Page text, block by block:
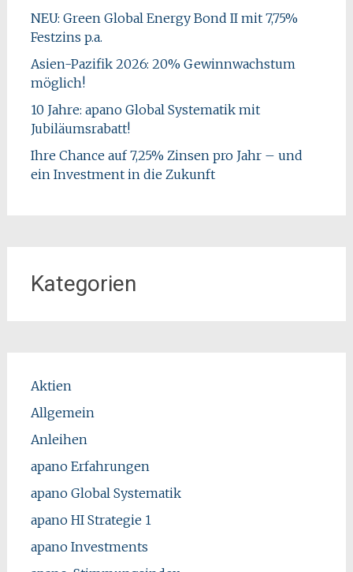
NEU: Green Global Energy Bond II mit 7,75%
Festzins p.a.
Asien-Pazifik 2026: 20% Gewinnwachstum
möglich!
10 Jahre: apano Global Systematik mit
Jubiläumsrabatt!
Ihre Chance auf 7,25% Zinsen pro Jahr – und
ein Investment in die Zukunft
Kategorien
Aktien
Allgemein
Anleihen
apano Erfahrungen
apano Global Systematik
apano HI Strategie 1
apano Investments